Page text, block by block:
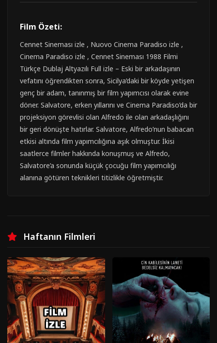
Film Özeti:
Cennet Sineması izle , Nuovo Cinema Paradiso izle ,
Cinema Paradiso izle , Cennet Sineması 1988 Filmi
Türkçe Dublaj Altyazılı Full izle – Eski bir arkadaşının
vefatını öğrendikten sonra, Sicilya’daki bir köyde yetişen
genç bir adam, tanınmış bir film yapımcısı olarak evine
döner. Salvatore, erken yıllarını ve Cinema Paradiso’da bir
projeksiyon görevlisi olan Alfredo ile olan arkadaşlığını
bir geri dönüşte hatırlar. Salvatore, Alfredo’nun babacan
etkisi altında film yapımcılığına aşık olmuştur. İkisi
saatlerce filmler hakkında konuşmuş ve Alfredo,
Salvatore’a sonunda küçük çocuğu film yapımcılığı
alanına götüren teknikleri titizlikle öğretmiştir.
Haftanın Filmleri